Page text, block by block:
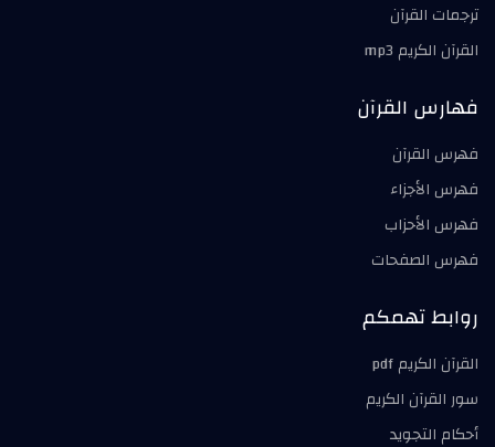
ترجمات القرآن
القرآن الكريم mp3
فهارس القرآن
فهرس القرآن
فهرس الأجزاء
فهرس الأحزاب
فهرس الصفحات
روابط تهمكم
القرآن الكريم pdf
سور القرآن الكريم
أحكام التجويد